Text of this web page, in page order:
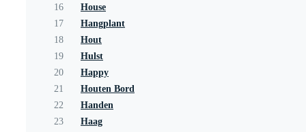
16
House
17
Hangplant
18
Hout
19
Hulst
20
Happy
21
Houten Bord
22
Handen
23
Haag